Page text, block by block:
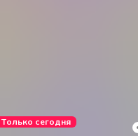
Только сегодня